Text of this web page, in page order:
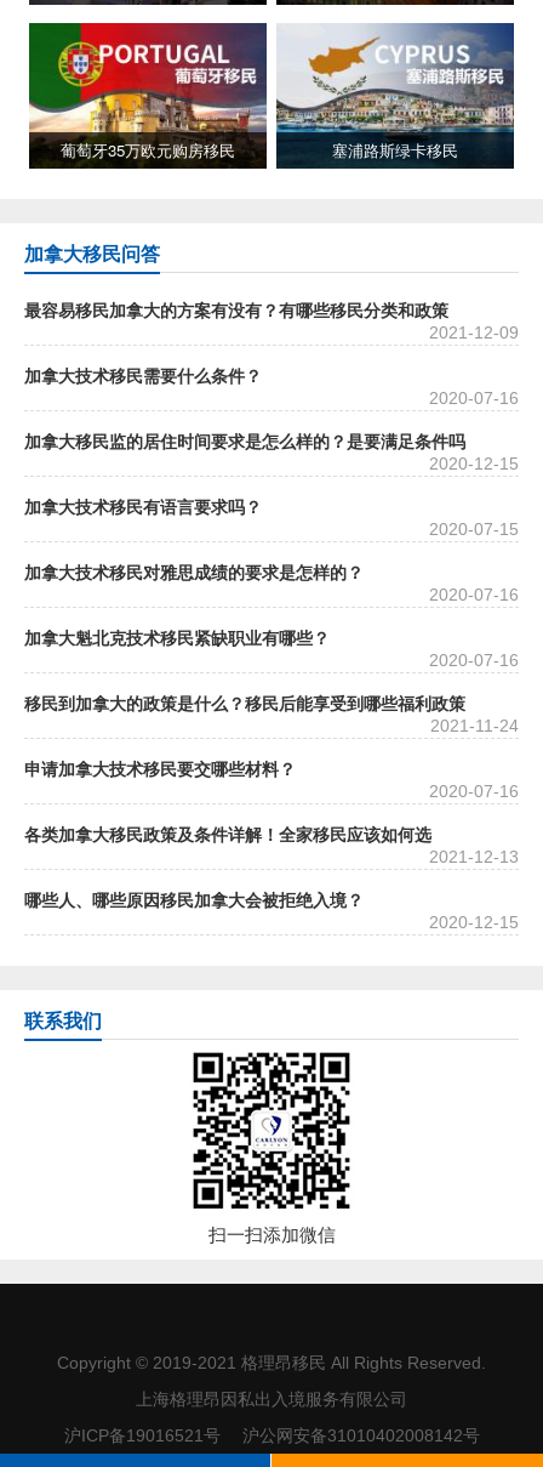
葡萄牙35万欧元购房移民 塞浦路斯绿卡移民
加拿大移民问答
最容易移民加拿大的方案有没有？有哪些移民分类和政策
2021-12-09
加拿大技术移民需要什么条件？
2020-07-16
加拿大移民监的居住时间要求是怎么样的？是要满足条件吗
2020-12-15
加拿大技术移民有语言要求吗？
2020-07-15
加拿大技术移民对雅思成绩的要求是怎样的？
2020-07-16
加拿大魁北克技术移民紧缺职业有哪些？
2020-07-16
移民到加拿大的政策是什么？移民后能享受到哪些福利政策
2021-11-24
申请加拿大技术移民要交哪些材料？
2020-07-16
各类加拿大移民政策及条件详解！全家移民应该如何选
2021-12-13
哪些人、哪些原因移民加拿大会被拒绝入境？
2020-12-15
联系我们
扫一扫添加微信
Copyright © 2019-2021 格理昂移民 All Rights Reserved.
上海格理昂因私出入境服务有限公司
沪ICP备19016521号
沪公网安备31010402008142号